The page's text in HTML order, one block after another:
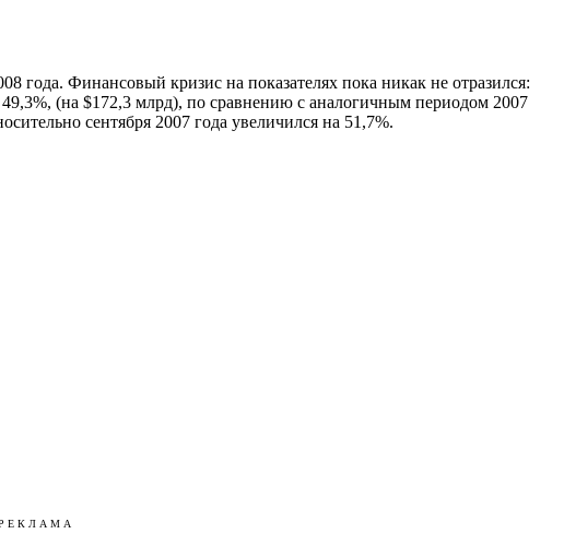
года. Финансовый кризис на показателях пока никак не отразился:
(на $172,3 млрд), по сравнению с аналогичным периодом 2007
сентября 2007 года увеличился на 51,7%.
Е К Л А М А